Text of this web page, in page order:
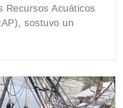
Recursos Acuáticos
sostuvo un